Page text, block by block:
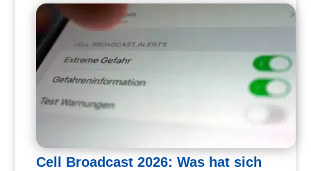
Cell Broadcast 2026: Was hat sich